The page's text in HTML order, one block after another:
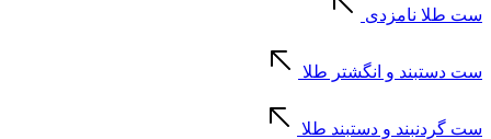
ست طلا نامزدی
ست دستبند و انگشتر طلا
ست گردنبند و دستبند طلا